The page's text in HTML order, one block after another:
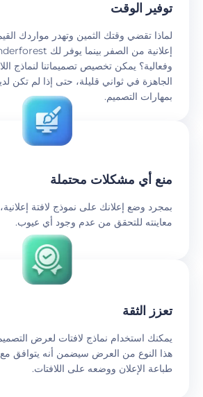
توفير الوقت
لماذا تقضي وقتك الثمين وتهدر مواردك
وفعالية؟ يمكن تخصيص تصميماتنا لنماذج
الجاهزة في ثواني قليلة، حتى إذا لم تكن
بمهارات التصميم.
منع أي مشكلات محتملة
بمجرد وضع إعلانك على نموذج لافتة
معاينته للتحقق من عدم وجود أي عيوب.
تعزز الثقة
يمكنك استخدام نماذج لافتات لعرض التصميم
هذا النوع من العرض سيضمن أنه يتوافق
طباعة الإعلان ووضعه على اللافتات.